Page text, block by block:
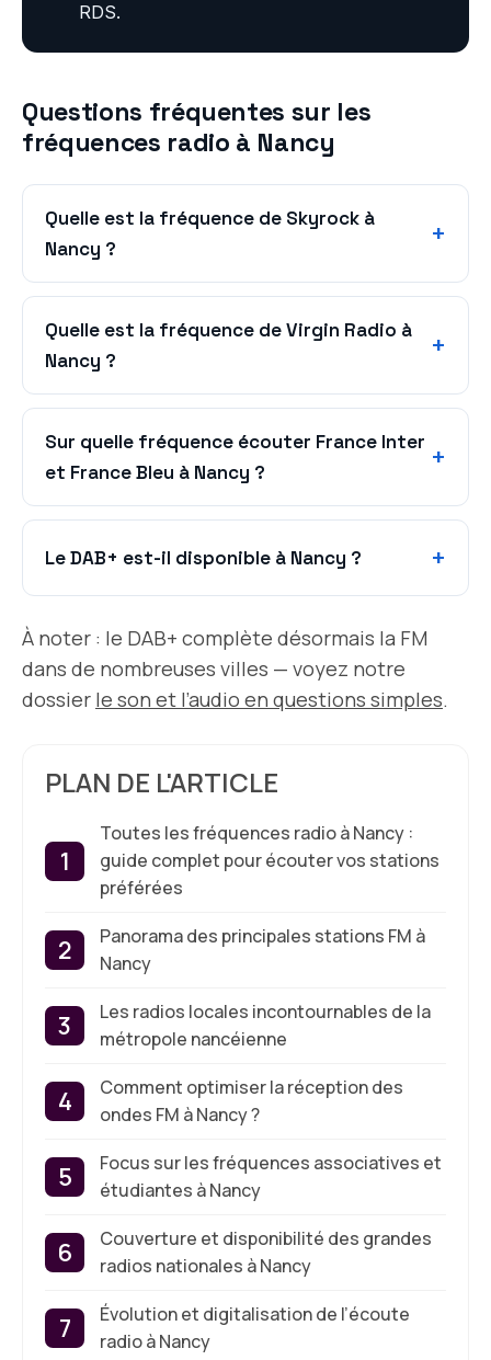
RDS.
Questions fréquentes sur les
fréquences radio à Nancy
Quelle est la fréquence de Skyrock à
Nancy ?
Quelle est la fréquence de Virgin Radio à
Nancy ?
Sur quelle fréquence écouter France Inter
et France Bleu à Nancy ?
Le DAB+ est-il disponible à Nancy ?
À noter : le DAB+ complète désormais la FM
dans de nombreuses villes — voyez notre
dossier le son et l’audio en questions simples.
PLAN DE L'ARTICLE
Toutes les fréquences radio à Nancy :
guide complet pour écouter vos stations
préférées
Panorama des principales stations FM à
Nancy
Les radios locales incontournables de la
métropole nancéienne
Comment optimiser la réception des
ondes FM à Nancy ?
Focus sur les fréquences associatives et
étudiantes à Nancy
Couverture et disponibilité des grandes
radios nationales à Nancy
Évolution et digitalisation de l’écoute
radio à Nancy